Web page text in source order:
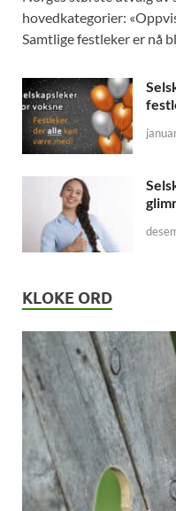
hovedkategorier:
Samtlige festleker er nå
KLOKE ORD